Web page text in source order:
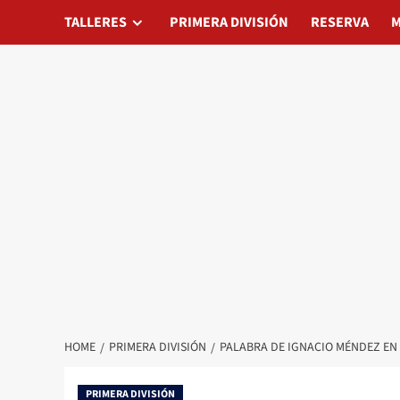
TALLERES PRIMERA DIVISIÓN RESERVA
TALLERES PRIMERA DIVISIÓN RESERVA
HOME PRIMERA DIVISIÓN PALABRA DE IGNACIO MÉNDEZ
PRIMERA DIVISIÓN